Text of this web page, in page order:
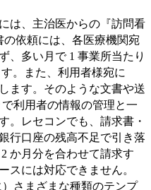
は、主治医からの『訪問看
依頼には、各医療機関宛
、多い月で 1 事業所当たり
。また、利用者様宛に
ます。そのような文書や送
利用者の情報の管理と一
。レセコンでも、請求書・
行口座の残高不足で引き落
か月分を合わせて請求す
スには対応できません。
さまざまな種類のテンプ